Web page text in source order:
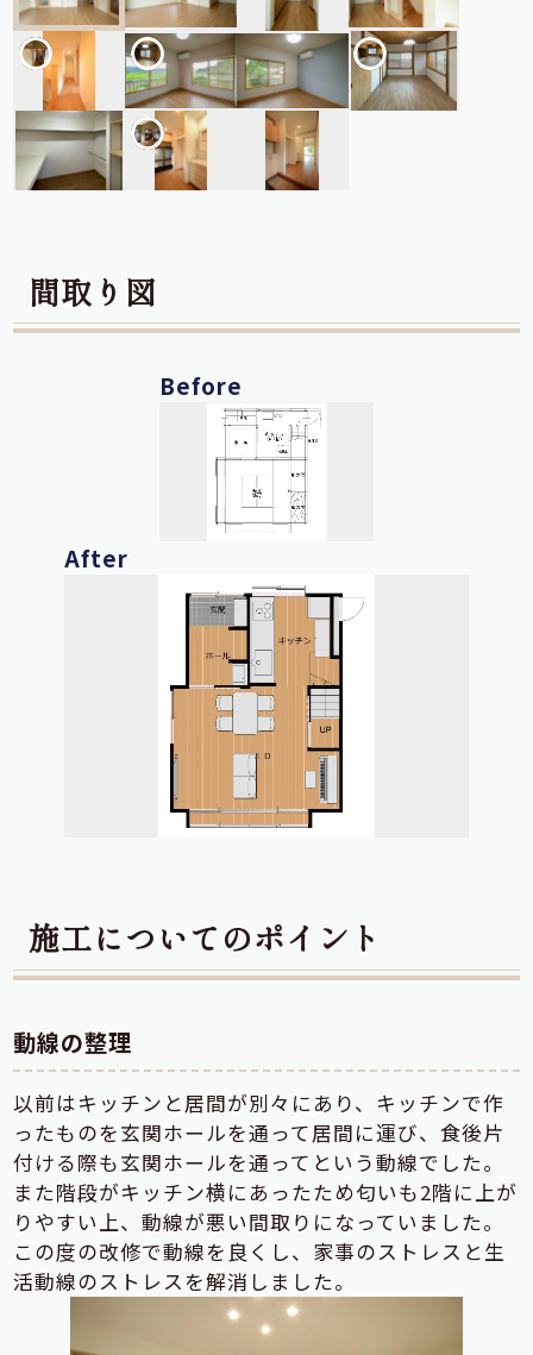
間取り図
Before
After
施工についてのポイント
動線の整理
以前はキッチンと居間が別々にあり、キッチンで作
ったものを玄関ホールを通って居間に運び、食後片
付ける際も玄関ホールを通ってという動線でした。
また階段がキッチン横にあったため匂いも2階に上が
りやすい上、動線が悪い間取りになっていました。
この度の改修で動線を良くし、家事のストレスと生
活動線のストレスを解消しました。